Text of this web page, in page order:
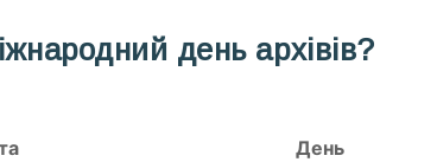
день архівів?
День